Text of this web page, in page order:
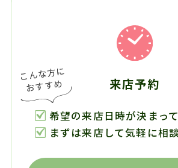
来店予約
希望の来店日時が決まって
まずは来店して気軽に相